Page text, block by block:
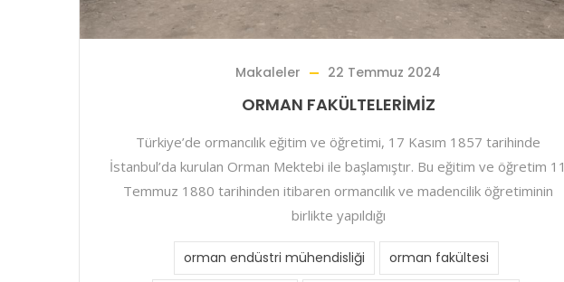
Makaleler 22 Temmuz 2024
ORMAN FAKÜLTELERİMİZ
Türkiye’de ormancılık eğitim ve öğretimi, 17 Kasım 1857 tarihinde
İstanbul’da kurulan Orman Mektebi ile başlamıştır. Bu eğitim ve öğretim 11
Temmuz 1880 tarihinden itibaren ormancılık ve madencilik öğretiminin
birlikte yapıldığı
orman endüstri mühendisliği orman fakültesi